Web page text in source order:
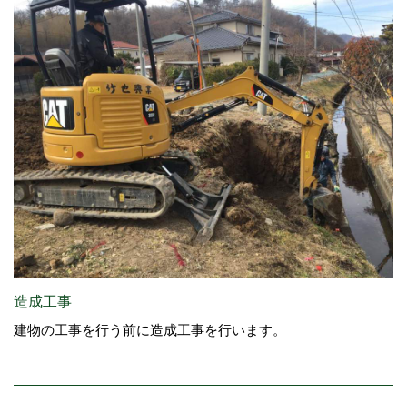
造成工事
建物の工事を行う前に造成工事を行います。